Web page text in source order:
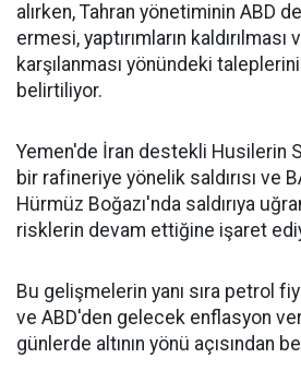
alırken, Tahran yönetiminin ABD
ermesi, yaptırımların kaldırılması
karşılanması yönündeki
belirtiliyor.
Yemen'de İran destekli Husilerin
bir rafineriye yönelik saldırısı ve
Hürmüz Boğazı'nda saldırıya
risklerin devam ettiğine işaret
Bu gelişmelerin yanı sıra petrol
ve ABD'den gelecek enflasyon
günlerde altının yönü açısından